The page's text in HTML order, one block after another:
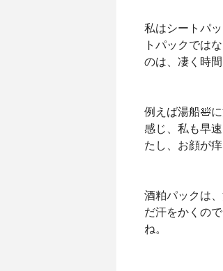
私はシートパ
トパックでは
のは、凄く時
例えば湯船🛀
感じ、私も早
たし、お顔が
酒粕パックは
だ汗をかくの
ね。